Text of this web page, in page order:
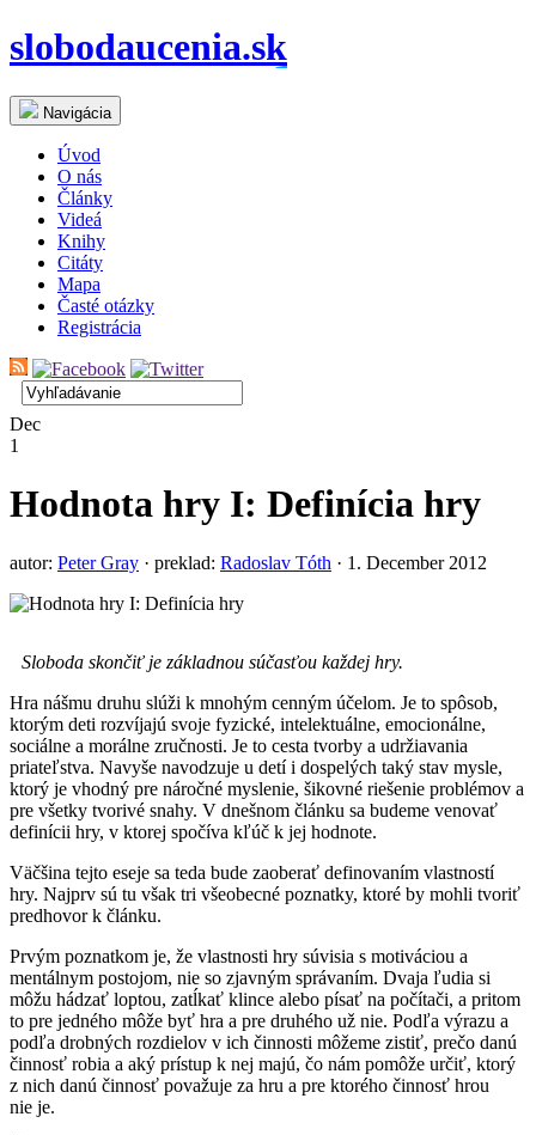
slobodaucenia.sk
Navigácia
Úvod
O nás
Články
Videá
Knihy
Citáty
Mapa
Časté otázky
Registrácia
Dec
1
Hodnota hry I: Definícia hry
autor: Peter Gray · preklad: Radoslav Tóth · 1. December 2012
Sloboda skončiť je základnou súčasťou každej hry.
Hra nášmu druhu slúži k mnohým cenným účelom. Je to spôsob,
ktorým deti rozvíjajú svoje fyzické, intelektuálne, emocionálne,
sociálne a morálne zručnosti. Je to cesta tvorby a udržiavania
priateľstva. Navyše navodzuje u detí i dospelých taký stav mysle,
ktorý je vhodný pre náročné myslenie, šikovné riešenie problémov a
pre všetky tvorivé snahy. V dnešnom článku sa budeme venovať
definícii hry, v ktorej spočíva kľúč k jej hodnote.
Väčšina tejto eseje sa teda bude zaoberať definovaním vlastností
hry. Najprv sú tu však tri všeobecné poznatky, ktoré by mohli tvoriť
predhovor k článku.
Prvým poznatkom je, že vlastnosti hry súvisia s motiváciou a
mentálnym postojom, nie so zjavným správaním. Dvaja ľudia si
môžu hádzať loptou, zatĺkať klince alebo písať na počítači, a pritom
to pre jedného môže byť hra a pre druhého už nie. Podľa výrazu a
podľa drobných rozdielov v ich činnosti môžeme zistiť, prečo danú
činnosť robia a aký prístup k nej majú, čo nám pomôže určiť, ktorý
z nich danú činnosť považuje za hru a pre ktorého činnosť hrou
nie je.